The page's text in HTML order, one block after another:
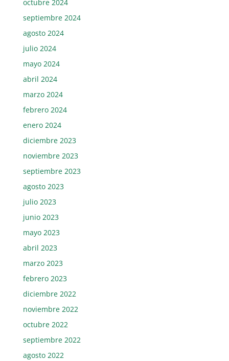
octubre 2024
septiembre 2024
agosto 2024
julio 2024
mayo 2024
abril 2024
marzo 2024
febrero 2024
enero 2024
diciembre 2023
noviembre 2023
septiembre 2023
agosto 2023
julio 2023
junio 2023
mayo 2023
abril 2023
marzo 2023
febrero 2023
diciembre 2022
noviembre 2022
octubre 2022
septiembre 2022
agosto 2022